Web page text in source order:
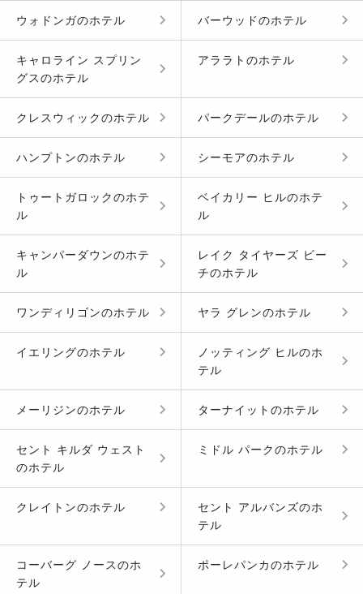
ウォドンガのホテル バーウッドのホテル
キャロライン スプリン
グスのホテル
アララト のホテル
クレスウィックのホテル パークデールのホテル
ハンプトンのホテル シーモアのホテル
トゥートガロックのホテ
ル
ベイカリー ヒルのホテ
ル
キャンパーダウンのホテ
ル
レイク タイヤーズ ビー
チのホテル
ワンディリゴンのホテル ヤラ グレンのホテル
イエリングのホテル ノッティング ヒルのホ
テル
メーリジンのホテル ターナイット のホテル
セント キルダ ウェスト
のホテル
ミドル パークのホテル
クレイトンのホテル セント アルバンズのホ
テル
コーバーグ ノースのホ
テル
ポーレパンカのホテル